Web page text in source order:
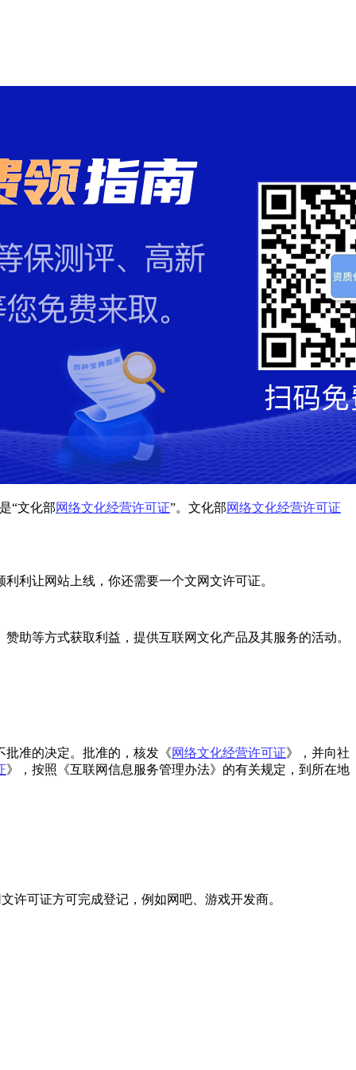
“文化部网络文化经营许可证”。文化部网络文化经营许可证
利让网站上线，你还需要一个文网文许可证。
助等方式获取利益，提供互联网文化产品及其服务的活动。
批准的决定。批准的，核发《网络文化经营许可证》，并向社
》，按照《互联网信息服务管理办法》的有关规定，到所在地
许可证方可完成登记，例如网吧、游戏开发商。